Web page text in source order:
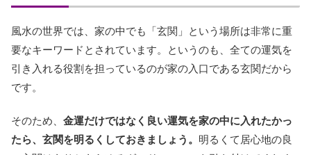
風水の世界では、家の中でも「玄関」という場所は非常に重
要なキーワードとされています。というのも、全ての運気を
引き入れる役割を担っているのが家の入口である玄関だから
です。
そのため、 金運だけではなく良い運気を家の中に入れたかっ
たら、玄関を明るくしておきましょう。 明るくて居心地の良